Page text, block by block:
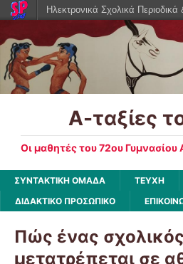
Α-ταξίες
Οι μαθητές του 72ου
ΣΥΝΤΑΚΤΙΚΗ ΟΜΑΔΑ ΤΕΥΧΗ
ΔΙΔΑΚΤΙΚΟ ΠΡΟΣΩΠΙΚΟ
Πώς ένας
μετατρέπεται σε
Ηλεκτρονικά Σχολικά Περιοδικά